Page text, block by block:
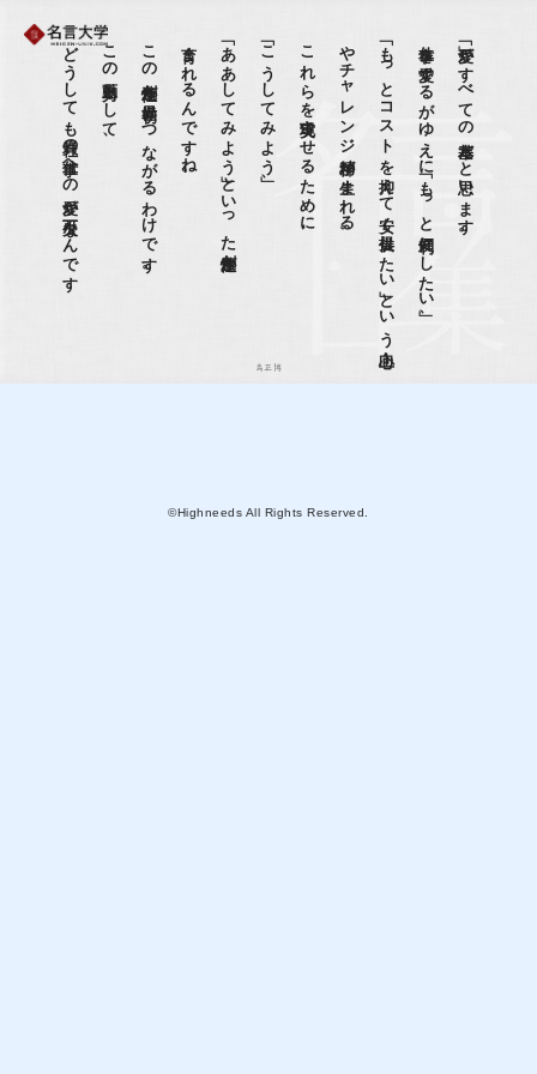
「愛」がすべての基本だと思います。
仕事を愛するがゆえに「もっと便利にしたい」 、
「も
っ
と
コ
ス
ト
を
抑え
て
安く
提供し
た
い
」と
い
う
向上心
や
チ
ャ
レ
ン
ジ
精神が
生ま
れ
る
。
これらを実現させるために、
「こうしてみよう」 、
「ああしてみよう」といった創造性が、
育まれるんですね。
この創造性が世界初につながるわけです。
この原動力として、
どうしても社員の仕事への愛が不可欠なんです
島正博
©Highneeds All Rights Reserved.